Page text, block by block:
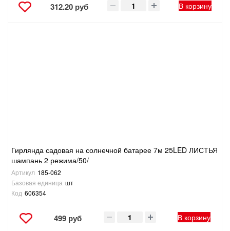
312.20 руб В корзину
Гирлянда садовая на солнечной батарее 7м 25LED ЛИСТЬЯ
шампань 2 режима/50/
Артикул 185-062
Базовая единица шт
Код 606354
499 руб В корзину